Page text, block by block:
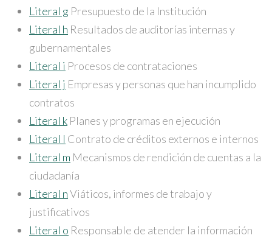
Literal g Presupuesto de la Institución
Literal h Resultados de auditorías internas y
gubernamentales
Literal i Procesos de contrataciones
Literal j Empresas y personas que han incumplido
contratos
Literal k Planes y programas en ejecución
Literal l Contrato de créditos externos e internos
Literal m Mecanismos de rendición de cuentas a la
ciudadanía
Literal nViáticos, informes de trabajo y
justificativos
Literal o Responsable de atender la información